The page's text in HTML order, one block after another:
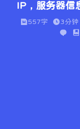
IP，服务器信
557字 3分钟